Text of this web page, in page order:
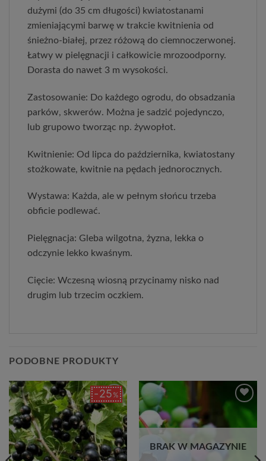
dużymi (do 35 cm długości) kwiatostanami
zmieniającymi barwę w trakcie kwitnienia od
śnieżno-białej, przez różową do ciemnoczerwonej.
Łatwy w pielęgnacji i całkowicie mrozoodporny.
Dorasta do nawet 3 m wysokości.
Zastosowanie: Do każdego ogrodu, do obsadzania
parków, skwerów. Można je sadzić pojedynczo,
lub grupowo tworząc np. żywopłot.
Kwitnienie: Od lipca do października, kwiatostany
stożkowate, kwitnie na pędach jednorocznych.
Wystawa: Każda, ale w pełnym słońcu trzeba
obficie podlewać.
Pielęgnacja: Gleba wilgotna, żyzna, lekka o
odczynie lekko kwaśnym.
Cięcie: Wczesną wiosną przycinamy nisko nad
drugim lub trzecim oczkiem.
PODOBNE PRODUKTY
25%
Dodaj
do
listy
życzeń
Dodaj
listy
BRAK W MAGAZYNIE